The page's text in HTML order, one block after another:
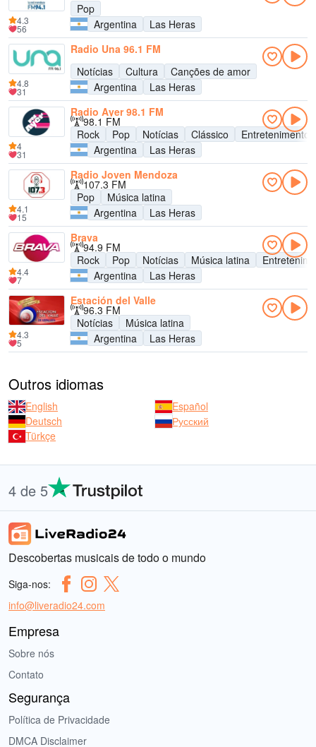
Pop
Argentina
Las Heras
4.3
56
Radio Una 96.1 FM
Notícias
Cultura
Canções de amor
Argentina
Las Heras
4.8
31
Radio Ayer 98.1 FM
98.1 FM
Rock
Pop Notícias Clássico
Entretenimento
Argentina
Las Heras
4
31
Radio Joven Mendoza
107.3 FM
Pop
Música latina
Argentina
Las Heras
4.1
15
Brava
94.9 FM
Rock
Pop Notícias Música latina
Argentina
Las Heras
4.4
7
Estación del Valle
96.3 FM
Notícias
Música latina
Argentina
Las Heras
4.3
5
Outros idiomas
English
Español
Deutsch
Русский
Türkçe
4 de 5
Descobertas musicais de todo o mundo
Siga-nos:
info@liveradio24.com
Empresa
Sobre nós
Contato
Segurança
Política de Privacidade
DMCA Disclaimer